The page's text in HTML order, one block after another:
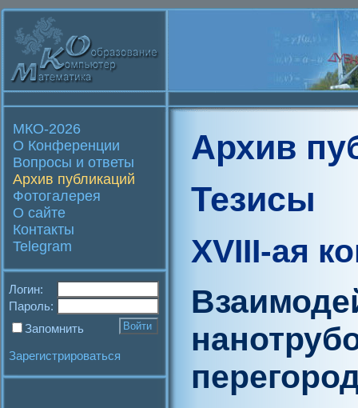
МКО-2026
О Конференции
Вопросы и ответы
Архив публикаций
Фотогалерея
О сайте
Контакты
Telegram
Логин:
Пароль:
Запомнить
Зарегистрироваться
Архив
Тезисы
XVIII-ая